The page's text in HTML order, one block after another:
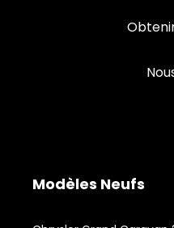
Modèles Neufs